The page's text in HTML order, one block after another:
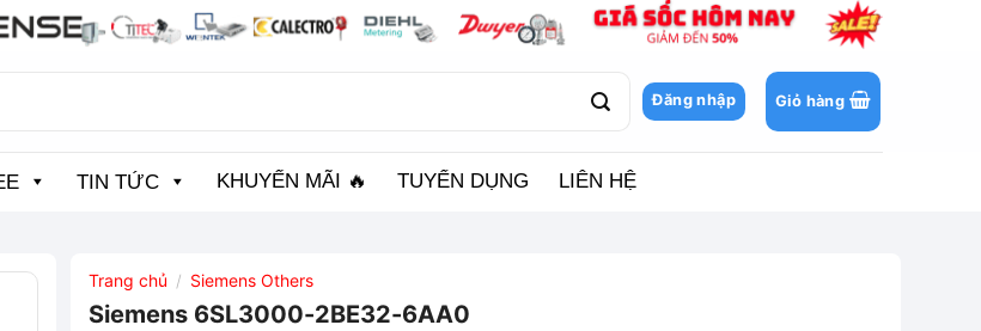
Đăng nhập Giỏ hàng
TIN TỨC KHUYẾN MÃI 🔥 TUYỂN DỤNG LIÊN HỆ
Trang chủ / Siemens Others
Siemens 6SL3000-2BE32-6AA0